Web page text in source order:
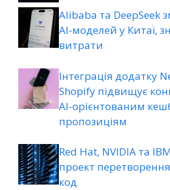
Alibaba та DeepSeek
AI-моделей у Китаї,
витрати
Інтеграція додатку
Shopify підвищує
AI-орієнтованим
пропозиціям
Red Hat, NVIDIA та
проект
код